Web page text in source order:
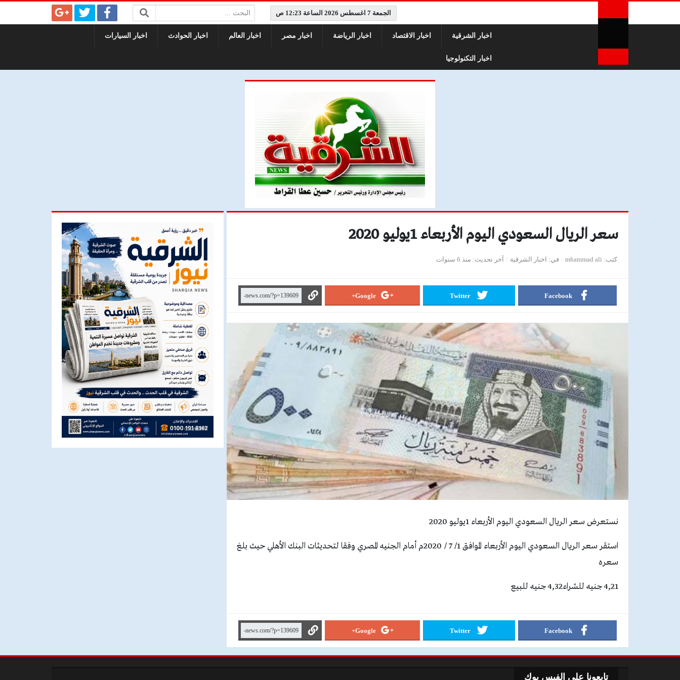
الجمعة 7 اغسطس 2026 الساعة 12:23 ص البحث:
اخبار الشرقية اخبار الاقتصاد اخبار الرياضة اخبار مصر اخبار العالم اخبار الحوادث اخبار السيارات
اخبار التكنولوجيا
سعر الريال السعودي اليوم الأربعاء 1يوليو 2020
كتب mhammad ali في اخبار الشرقية آخر تحديث منذ 6 سنوات
Facebook
Twitter
Google+
نستعرض سعر الريال السعودي اليوم الأربعاء 1يوليو 2020
استقر سعر الريال السعودي اليوم الأربعاء الموافق 1/ 7 / 2020م أمام الجنيه المصري وفقا لتحديثات البنك الأهلي حيث بلغ
سعره
4,21 جنيه للشراء4,32 جنيه للبيع
Facebook
Twitter
Google+
تابعونا علي الفيس بوك